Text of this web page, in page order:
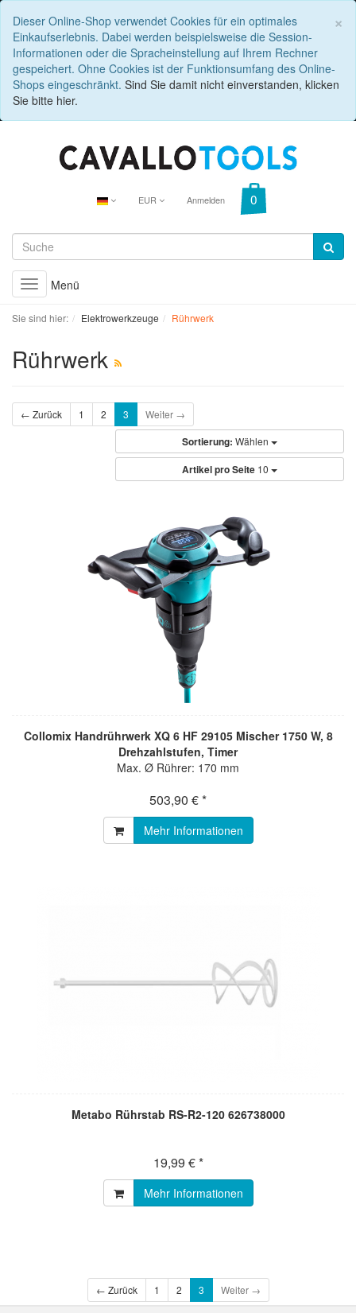
×
Dieser Online-Shop verwendet Cookies für ein optimales
Einkaufserlebnis. Dabei werden beispielsweise die Session-
Informationen oder die Spracheinstellung auf Ihrem Rechner
gespeichert. Ohne Cookies ist der Funktionsumfang des Online-
Shops eingeschränkt. Sind Sie damit nicht einverstanden, klicken
Sie bitte hier.
EUR Anmelden
Toggle
navigation
Menü
Sie sind hier: Elektrowerkzeuge Rührwerk
Rührwerk
← Zurück 1 2 3 Weiter →
Sortierung: Wählen
Artikel pro Seite 10
Collomix Handrührwerk XQ 6 HF 29105 Mischer 1750 W, 8
Drehzahlstufen, Timer
Max. Ø Rührer: 170 mm
503,90 € *
Mehr Informationen
Metabo Rührstab RS-R2-120 626738000
19,99 € *
Mehr Informationen
← Zurück 1 2 3 Weiter →